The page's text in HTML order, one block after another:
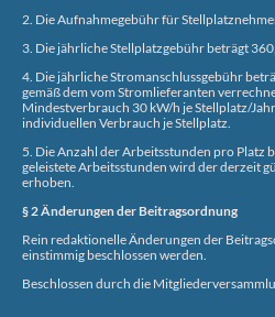
2. Die Aufnahmegebühr für
3. Die jährliche Stellplatzgebühr beträgt
4. Die jährliche Stromanschlussgebühr
gemäß dem vom Stromlieferanten
Mindestverbrauch 30 kW/h je Stellplatz/
individuellen Verbrauch je Stellplatz.
5. Die Anzahl der Arbeitsstunden pro Platz
geleistete Arbeitsstunden wird der derzeit
erhoben.
§ 2 Änderungen der Beitragsordnung
Rein redaktionelle Änderungen der
einstimmig beschlossen werden.
Beschlossen durch die